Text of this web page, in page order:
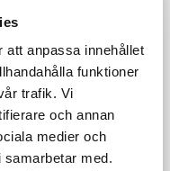
att anpassa innehållet
funktioner
trafik. Vi
och annan
medier och
med.